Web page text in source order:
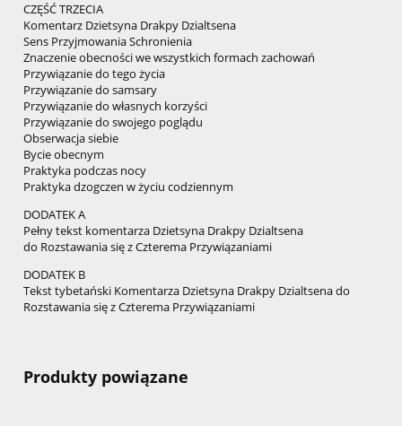
CZĘŚĆ TRZECIA
Komentarz Dzietsyna Drakpy Dzialtsena
Sens Przyjmowania Schronienia
Znaczenie obecności we wszystkich formach zachowań
Przywiązanie do tego życia
Przywiązanie do samsary
Przywiązanie do własnych korzyści
Przywiązanie do swojego poglądu
Obserwacja siebie
Bycie obecnym
Praktyka podczas nocy
Praktyka dzogczen w życiu codziennym
DODATEK A
Pełny tekst komentarza Dzietsyna Drakpy Dzialtsena
do Rozstawania się z Czterema Przywiązaniami
DODATEK B
Tekst tybetański Komentarza Dzietsyna Drakpy Dzialtsena do
Rozstawania się z Czterema Przywiązaniami
Produkty powiązane